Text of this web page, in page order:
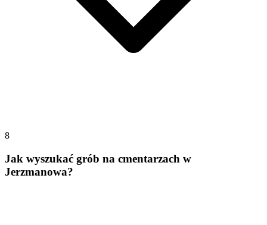
8
Jak wyszukać grób na cmentarzach w
Jerzmanowa?